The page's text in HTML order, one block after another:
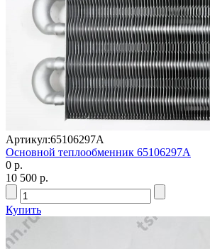
Артикул:65106297А
Основной теплообменник 65106297А
0 р.
10 500 р.
Купить